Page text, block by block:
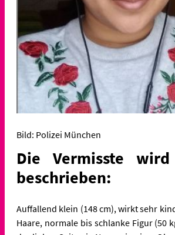
Bild: Polizei München
Die Vermisste
beschrieben:
Auffallend klein (148 cm), wirkt sehr
Haare, normale bis schlanke Figur (50